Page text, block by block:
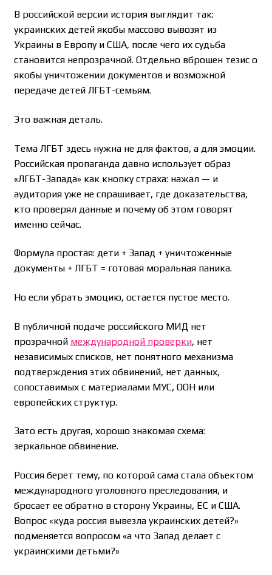
В российской версии история выглядит так:
украинских детей якобы массово вывозят из
Украины в Европу и США, после чего их судьба
становится непрозрачной. Отдельно вброшен тезис о
якобы уничтожении документов и возможной
передаче детей ЛГБТ-семьям.
Это важная деталь.
Тема ЛГБТ здесь нужна не для фактов, а для эмоции.
Российская пропаганда давно использует образ
«ЛГБТ-Запада» как кнопку страха: нажал — и
аудитория уже не спрашивает, где доказательства,
кто проверял данные и почему об этом говорят
именно сейчас.
Формула простая: дети + Запад + уничтоженные
документы + ЛГБТ = готовая моральная паника.
Но если убрать эмоцию, остается пустое место.
В публичной подаче российского МИД нет
прозрачной международной проверки, нет
независимых списков, нет понятного механизма
подтверждения этих обвинений, нет данных,
сопоставимых с материалами МУС, ООН или
европейских структур.
Зато есть другая, хорошо знакомая схема:
зеркальное обвинение.
Россия берет тему, по которой сама стала объектом
международного уголовного преследования, и
бросает ее обратно в сторону Украины, ЕС и США.
Вопрос «куда россия вывезла украинских детей?»
подменяется вопросом «а что Запад делает с
украинскими детьми?»